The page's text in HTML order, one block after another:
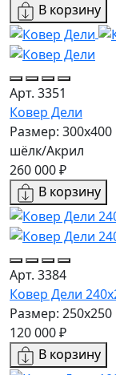
В корзину
Арт. 3351
Ковер Дели
Размер: 300x400
шёлк/Акрил
260 000 ₽
В корзину
Арт. 3384
Ковер Дели
Размер: 250x250
120 000 ₽
В корзину